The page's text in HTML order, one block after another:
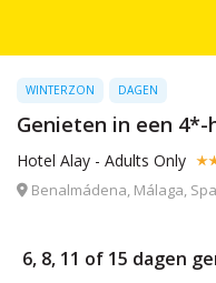
WINTERZON DAGEN
Genieten in een
Hotel Alay - Adults Only
Benalmádena, Málaga,
6, 8, 11 of 15 dagen